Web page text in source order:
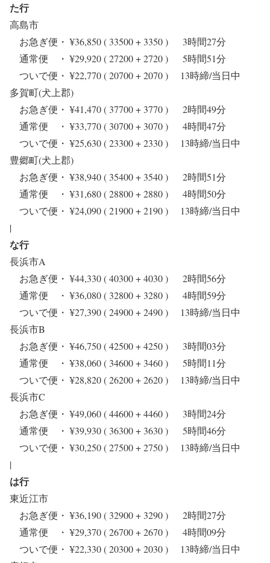
た行
高島市
お急ぎ便・ ¥36,850 ( 33500 + 3350 ) 3時間27分
通常便 ・ ¥29,920 ( 27200 + 2720 ) 5時間51分
ついで便・ ¥22,770 ( 20700 + 2070 ) 13時締/当日中
多賀町(犬上郡)
お急ぎ便・ ¥41,470 ( 37700 + 3770 ) 2時間49分
通常便 ・ ¥33,770 ( 30700 + 3070 ) 4時間47分
ついで便・ ¥25,630 ( 23300 + 2330 ) 13時締/当日中
豊郷町(犬上郡)
お急ぎ便・ ¥38,940 ( 35400 + 3540 ) 2時間51分
通常便 ・ ¥31,680 ( 28800 + 2880 ) 4時間50分
ついで便・ ¥24,090 ( 21900 + 2190 ) 13時締/当日中
|
な行
長浜市A
お急ぎ便・ ¥44,330 ( 40300 + 4030 ) 2時間56分
通常便 ・ ¥36,080 ( 32800 + 3280 ) 4時間59分
ついで便・ ¥27,390 ( 24900 + 2490 ) 13時締/当日中
長浜市B
お急ぎ便・ ¥46,750 ( 42500 + 4250 ) 3時間03分
通常便 ・ ¥38,060 ( 34600 + 3460 ) 5時間11分
ついで便・ ¥28,820 ( 26200 + 2620 ) 13時締/当日中
長浜市C
お急ぎ便・ ¥49,060 ( 44600 + 4460 ) 3時間24分
通常便 ・ ¥39,930 ( 36300 + 3630 ) 5時間46分
ついで便・ ¥30,250 ( 27500 + 2750 ) 13時締/当日中
|
は行
東近江市
お急ぎ便・ ¥36,190 ( 32900 + 3290 ) 2時間27分
通常便 ・ ¥29,370 ( 26700 + 2670 ) 4時間09分
ついで便・ ¥22,330 ( 20300 + 2030 ) 13時締/当日中